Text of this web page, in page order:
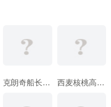
克朗奇船长米粉 西麦核桃高钙营养燕麦片